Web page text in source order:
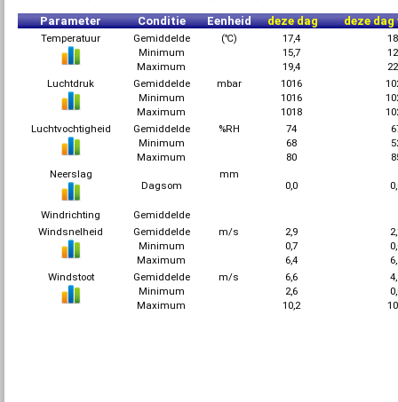
Parameter Conditie Eenheid deze dag deze
Temperatuur Gemiddelde (℃) 17,4
Minimum
15,7
Maximum
19,4
Luchtdruk
Gemiddelde mbar 1016
Minimum
1016
Maximum
1018
Luchtvochtigheid
Gemiddelde %RH 74
Minimum
68
Maximum
80
Neerslag
Dagsom
mm
0,0
Windrichting
Gemiddelde
Windsnelheid
Gemiddelde m/s 2,9
Minimum
0,7
Maximum
6,4
Windstoot
Gemiddelde m/s 6,6
Minimum
2,6
Maximum
10,2